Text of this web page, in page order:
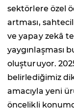
sektörlere özel
artması,
ve yapay zekâ
yaygınlaşması
oluşturuyor.
belirlediğimiz
amacıyla yeni
öncelikli